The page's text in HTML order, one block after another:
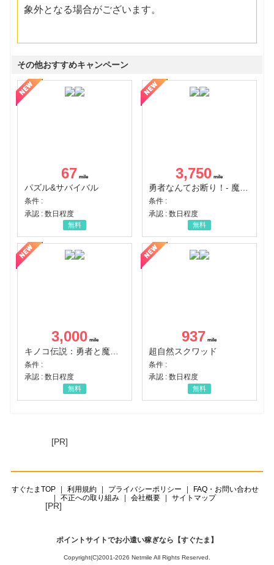
象外となる場合がございます。
その他おすすめキャンペーン
67
パズル&サバイバル
条件 :
承認 : 数日程度
無料
3,750
勇者なんてお断り！- 魔王の力で異世界征服
条件 :
承認 : 数日程度
無料
3,000
条件 :
承認 : 数日程度
無料
937
超自然スクワッド
条件 :
承認 : 数日程度
無料
[PR]
すぐたまTOP 利用規約 プライバシーポリシー
FAQ・お問い合わせ
不正への取り組み
会社概要 サイトマップ
[PR]
ポイントサイトでお小遣い稼ぎなら【すぐたま】
Copyright(C)2001-2026 Netmile All Rights Reserved.